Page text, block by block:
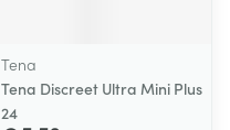
Tena
Tena Discreet Ultra Mini Plus
24